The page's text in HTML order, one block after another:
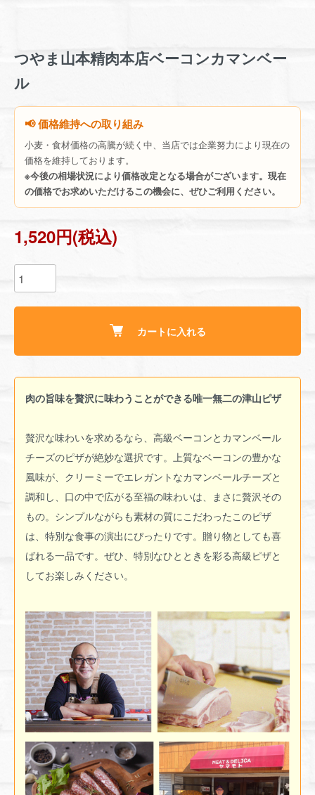
つやま山本精肉本店ベーコンカマンベー
ル
📢 価格維持への取り組み
小麦・食材価格の高騰が続く中、当店では企業努力により現在の
価格を維持しております。
※今後の相場状況により価格改定となる場合がございます。現在
の価格でお求めいただけるこの機会に、ぜひご利用ください。
1,520円(税込)
カートに入れる
肉の旨味を贅沢に味わうことができる唯一無二の津山ピザ
贅沢な味わいを求めるなら、高級ベーコンとカマンベール
チーズのピザが絶妙な選択です。上質なベーコンの豊かな
風味が、クリーミーでエレガントなカマンベールチーズと
調和し、口の中で広がる至福の味わいは、まさに贅沢その
もの。シンプルながらも素材の質にこだわったこのピザ
は、特別な食事の演出にぴったりです。贈り物としても喜
ばれる一品です。ぜひ、特別なひとときを彩る高級ピザと
してお楽しみください。